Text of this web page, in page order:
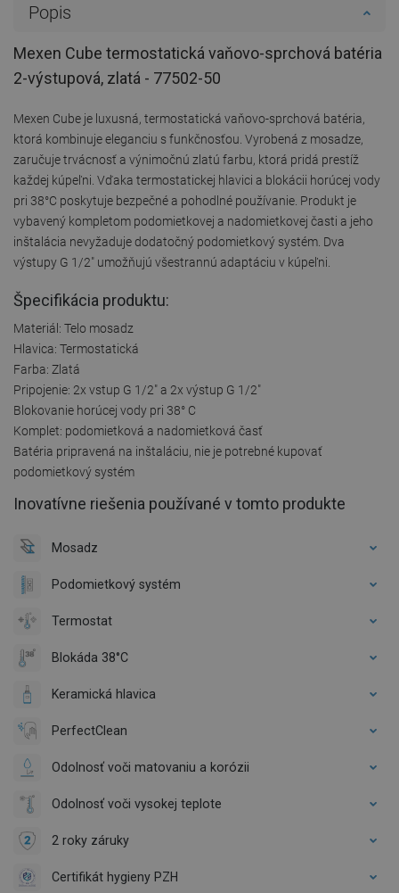
Popis
Mexen Cube termostatická vaňovo-sprchová batéria
2-výstupová, zlatá - 77502-50
Mexen Cube je luxusná, termostatická vaňovo-sprchová batéria,
ktorá kombinuje eleganciu s funkčnosťou. Vyrobená z mosadze,
zaručuje trvácnosť a výnimočnú zlatú farbu, ktorá pridá prestíž
každej kúpeľni. Vďaka termostatickej hlavici a blokácii horúcej vody
pri 38°C poskytuje bezpečné a pohodlné používanie. Produkt je
vybavený kompletom podomietkovej a nadomietkovej časti a jeho
inštalácia nevyžaduje dodatočný podomietkový systém. Dva
výstupy G 1/2" umožňujú všestrannú adaptáciu v kúpeľni.
Špecifikácia produktu:
Materiál: Telo mosadz
Hlavica: Termostatická
Farba: Zlatá
Pripojenie: 2x vstup G 1/2" a 2x výstup G 1/2"
Blokovanie horúcej vody pri 38° C
Komplet: podomietková a nadomietková časť
Batéria pripravená na inštaláciu, nie je potrebné kupovať
podomietkový systém
Inovatívne riešenia používané v tomto produkte
Mosadz
Podomietkový systém
Termostat
Blokáda 38°C
Keramická hlavica
PerfectClean
Odolnosť voči matovaniu a korózii
Odolnosť voči vysokej teplote
2 roky záruky
Certifikát hygieny PZH